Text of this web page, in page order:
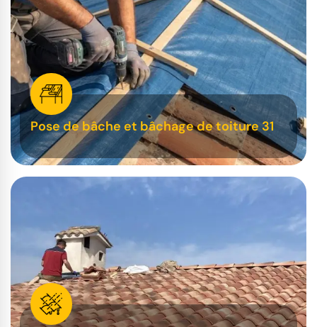
Pose de bâche et bâchage de toiture 31